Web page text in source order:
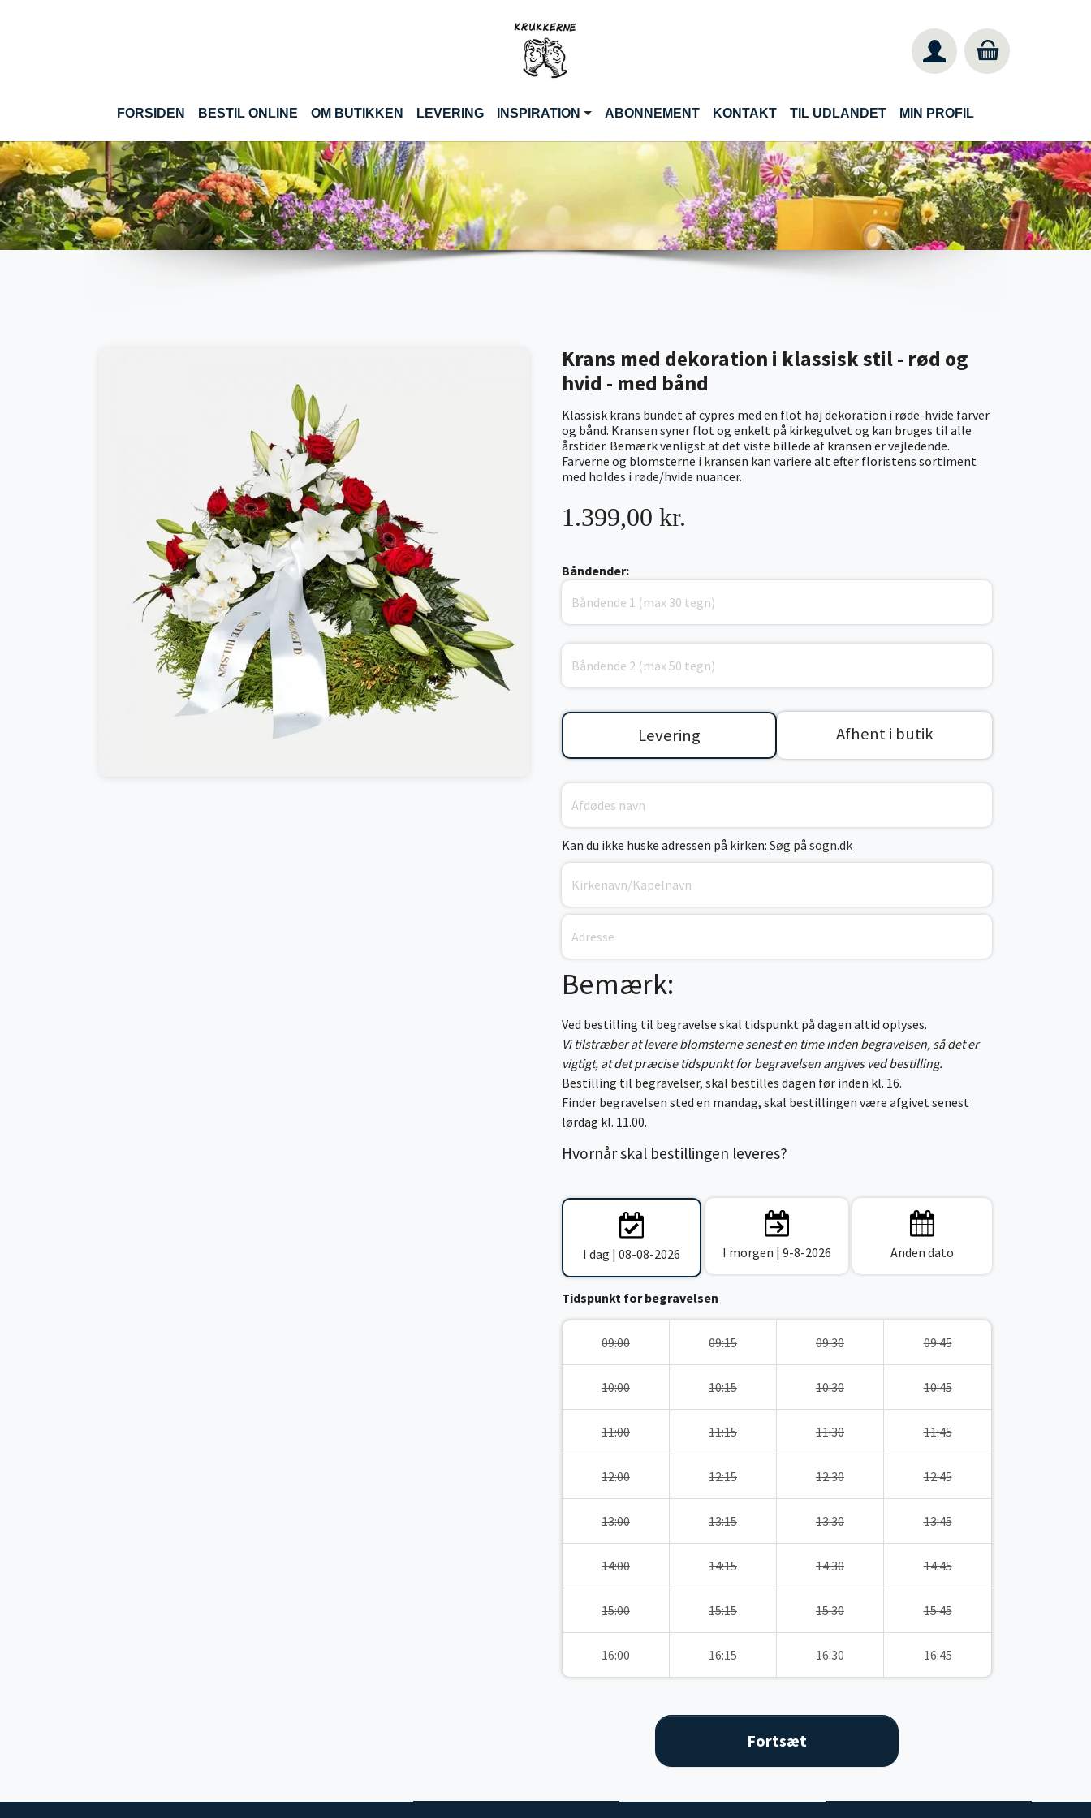
FORSIDEN BESTIL ONLINE (CURRENT)
OM BUTIKKEN LEVERING INSPIRATION ABONNEMENT KONTAKT TIL UDLANDET MIN PROFIL
Krans med dekoration i klassisk stil - rød og
hvid - med bånd
Klassisk krans bundet af cypres med en flot høj dekoration i røde-hvide farver
og bånd. Kransen syner flot og enkelt på kirkegulvet og kan bruges til alle
årstider. Bemærk venligst at det viste billede af kransen er vejledende.
Farverne og blomsterne i kransen kan variere alt efter floristens sortiment
med holdes i røde/hvide nuancer.
1.399,00 kr.
Båndender:
Levering Afhent i butik
Kan du ikke huske adressen på kirken: Søg på sogn.dk
Bemærk:
Ved bestilling til begravelse skal tidspunkt på dagen altid oplyses.
Vi tilstræber at levere blomsterne senest en time inden begravelsen, så det er
vigtigt, at det præcise tidspunkt for begravelsen angives ved bestilling.
Bestilling til begravelser, skal bestilles dagen før inden kl. 16.
Finder begravelsen sted en mandag, skal bestillingen være afgivet senest
lørdag kl. 11.00.
Hvornår skal bestillingen leveres?
I dag | 08-08-2026 I morgen | 9-8-2026 Anden dato
Tidspunkt for begravelsen
09:00 09:15 09:30 09:45
10:00 10:15 10:30 10:45
11:00 11:15 11:30 11:45
12:00 12:15 12:30 12:45
13:00 13:15 13:30 13:45
14:00 14:15 14:30 14:45
15:00 15:15 15:30 15:45
16:00 16:15 16:30 16:45